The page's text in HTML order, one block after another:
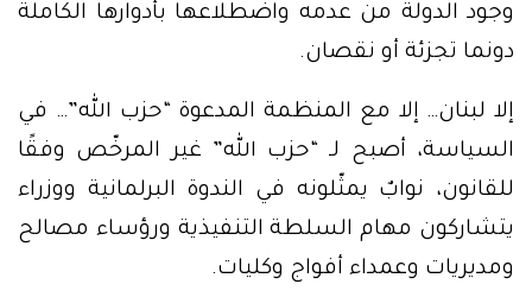
وجود الدولة من عدمه واضطلاعها بأدوارها الكاملة
دونما تجزئة أو نقصان.
إلا لبنان… إلا مع المنظمة المدعوة “حزب الله”… في
السياسة، أصبح لـ “حزب الله” غير المرخّص وفقًا
للقانون، نوابٌ يمثّلونه في الندوة البرلمانية ووزراء
يتشاركون مهام السلطة التنفيذية ورؤساء مصالح
ومديريات وعمداء أفواج وكليات.